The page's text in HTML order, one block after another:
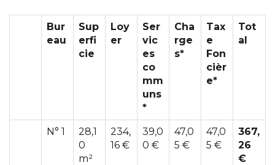
Bur
eau
Sup
erfi
cie
Loy
er
Ser
vic
es
co
mm
uns
*
Cha
rge
s*
Tax
e
Fon
cièr
e*
Tot
al
N° 1
28,1
0
m²
234,
16 €
39,0
0 €
47,0
5 €
47,0
5 €
367,
26
€